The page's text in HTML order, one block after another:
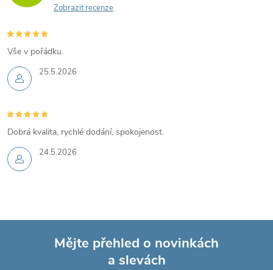
Zobrazit recenze
25.5.2026
Vše v pořádku.
24.5.2026
Dobrá kvalita, rychlé dodání, spokojenost.
Mějte přehled o novinkách
a slevách